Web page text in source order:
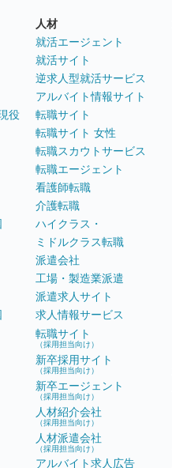
役
人材
就活エージェント
就活サイト
逆求人型就活サービス
アルバイト情報サイト
転職サイト
転職サイト 女性
転職スカウトサービス
転職エージェント
看護師転職
介護転職
ハイクラス・
ミドルクラス転職
派遣会社
工場・製造業派遣
派遣求人サイト
求人情報サービス
転職サイト
（採用担当向け）
新卒採用サイト
（採用担当向け）
新卒エージェント
（採用担当向け）
人材紹介会社
（採用担当向け）
人材派遣会社
（採用担当向け）
アルバイト求人広告